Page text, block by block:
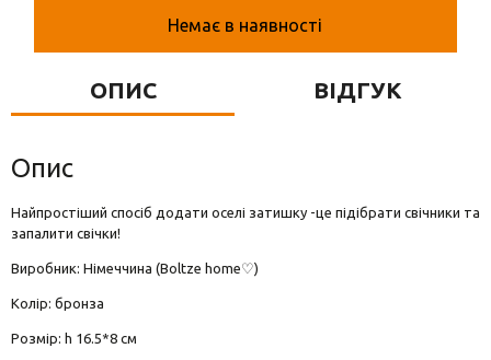
Фігурки та статуетки
Немає в наявності
ОПИС ВІДГУК
Опис
Найпростіший спосіб додати оселі затишку -це підібрати свічники та
запалити свічки!
Виробник: Німеччина (Boltze home♡)
Колір: бронза
Розмір: h 16.5*8 см